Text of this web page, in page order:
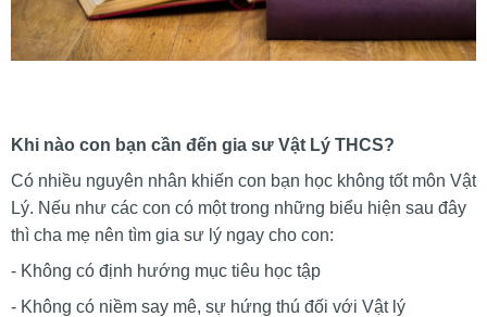
Khi nào con bạn cần đến gia sư Vật Lý THCS?
Có nhiều nguyên nhân khiến con bạn học không tốt môn Vật
Lý. Nếu như các con có một trong những biểu hiện sau đây
thì cha mẹ nên tìm gia sư lý ngay cho con:
- Không có định hướng mục tiêu học tập
- Không có niềm say mê, sự hứng thú đối với Vật lý